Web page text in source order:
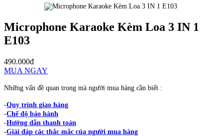
Microphone Karaoke Kèm Loa 3 IN 1
E103
490.000đ
MUA NGAY
Những vấn đề quan trọng mà người mua hàng cần biết :
-Quy trình giao hàng
-Chế độ bảo hành
-Hướng dẫn thanh toán
-Giải đáp các thắc mắc của người mua hàng